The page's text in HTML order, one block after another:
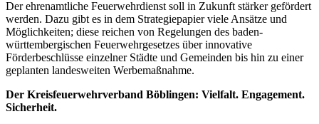
Der ehrenamtliche Feuerwehrdienst soll in Zukunft stärker gefördert
werden. Dazu gibt es in dem Strategiepapier viele Ansätze und
Möglichkeiten; diese reichen von Regelungen des baden-
württembergischen Feuerwehrgesetzes über innovative
Förderbeschlüsse einzelner Städte und Gemeinden bis hin zu einer
geplanten landesweiten Werbemaßnahme.
Der Kreisfeuerwehrverband Böblingen: Vielfalt. Engagement.
Sicherheit.